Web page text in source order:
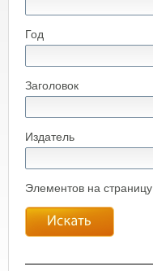
Год
Заголовок
Издатель
Элементов на страницу